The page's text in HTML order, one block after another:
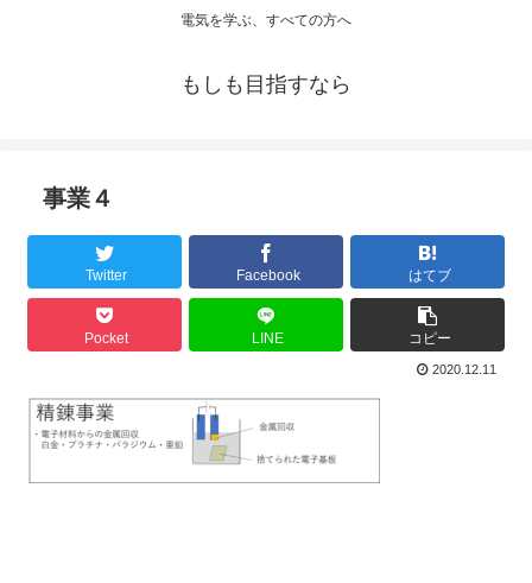
電気を学ぶ、すべての方へ
もしも目指すなら
事業４
Twitter Facebook はてブ
Pocket LINE コピー
2020.12.11